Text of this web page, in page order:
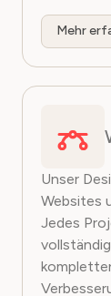
Mehr
Unser
Websites
Jedes